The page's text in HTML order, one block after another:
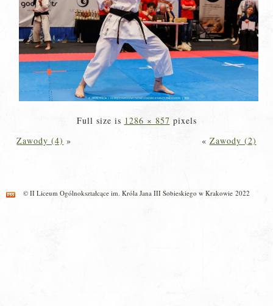
Full size is 1286 × 857 pixels
Zawody (4) » « Zawody (2)
© II Liceum Ogólnokształcące im. Króla Jana III Sobieskiego w Krakowie 2022